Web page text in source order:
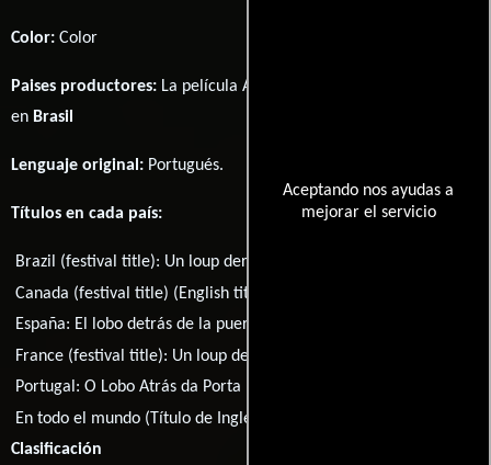
Aceptando nos ayudas a
mejorar el servicio
Color: Color
Paises productores: La película A Wolf at the Door fué producida
en Brasil
Lenguaje original: Portugués.
Títulos en cada país:
Brazil (festival title): Un loup derrière la porte
Canada (festival title) (English title):
España: El lobo detrás de la puerta
France (festival title): Un loup derrière la porte
Portugal:O Lobo Atrás da Porta
En todo el mundo (Título de Inglés):
Clasificación